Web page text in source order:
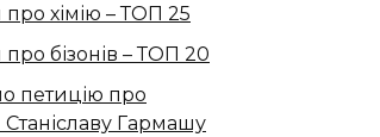
про хімію – ТОП 25
про бізонів – ТОП 20
петицію про
Гармашу